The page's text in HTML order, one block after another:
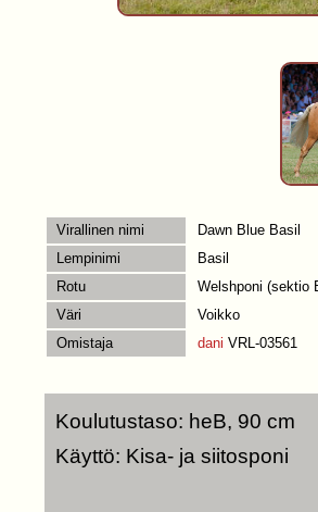
Virallinen nimi
Dawn Blue Basil
Lempinimi
Basil
Rotu
Welshponi (sektio
Väri
Voikko
Omistaja
dani VRL-03561
Koulutustaso: heB, 90 cm
Käyttö: Kisa- ja siitosponi